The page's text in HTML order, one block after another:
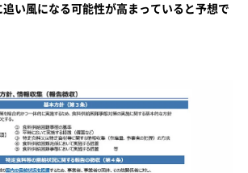
い風になる可能性が高まっていると予想で